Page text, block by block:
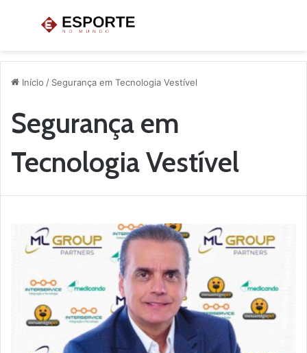
Menu
Início / Segurança em Tecnologia Vestível
Segurança em
Tecnologia Vestível